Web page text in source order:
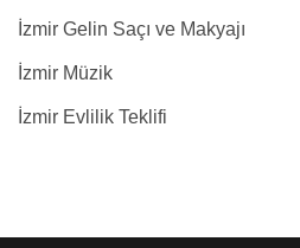
İzmir Gelin Saçı ve Makyajı
İzmir Müzik
İzmir Evlilik Teklifi